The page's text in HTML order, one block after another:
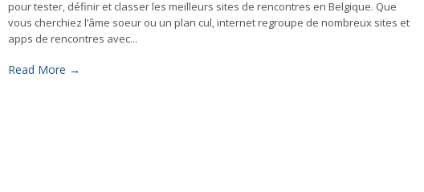
pour tester, définir et classer les meilleurs sites de rencontres en Belgique. Que
vous cherchiez l’âme soeur ou un plan cul, internet regroupe de nombreux sites et
apps de rencontres avec...
Read More →